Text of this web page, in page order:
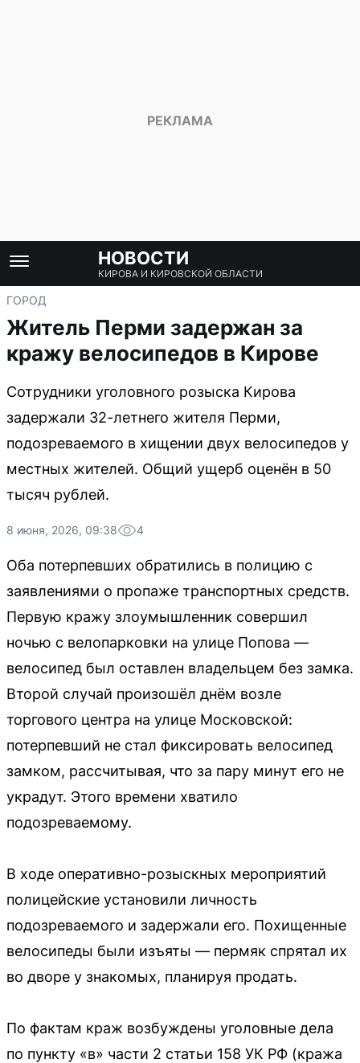
НОВОСТИ
КИРОВА И КИРОВСКОЙ ОБЛАСТИ
ГОРОД
Житель Перми задержан за
кражу велосипедов в Кирове
Сотрудники уголовного розыска Кирова
задержали 32-летнего жителя Перми,
подозреваемого в хищении двух велосипедов у
местных жителей. Общий ущерб оценён в 50
тысяч рублей.
8 июня, 2026, 09:38 4
Оба потерпевших обратились в полицию с
заявлениями о пропаже транспортных средств.
Первую кражу злоумышленник совершил
ночью с велопарковки на улице Попова —
велосипед был оставлен владельцем без замка.
Второй случай произошёл днём возле
торгового центра на улице Московской:
потерпевший не стал фиксировать велосипед
замком, рассчитывая, что за пару минут его не
украдут. Этого времени хватило
подозреваемому.
В ходе оперативно-розыскных мероприятий
полицейские установили личность
подозреваемого и задержали его. Похищенные
велосипеды были изъяты — пермяк спрятал их
во дворе у знакомых, планируя продать.
По фактам краж возбуждены уголовные дела
по пункту «в» части 2 статьи 158 УК РФ (кража